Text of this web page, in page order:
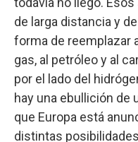
de larga distancia y
forma de reemplazar
gas, al petróleo y al
por el lado del
hay una ebullición
que Europa está
distintas